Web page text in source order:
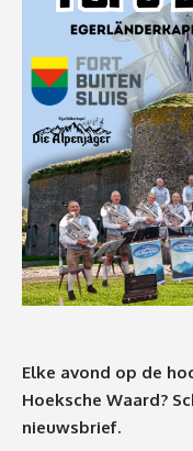
Elke avond op de
Hoeksche Waard?
nieuwsbrief.